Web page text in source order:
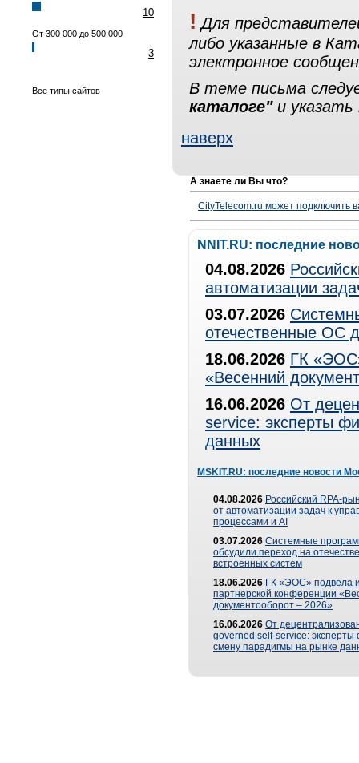
10
От 300 000 до 500 000
3
Все типы сайтов
! Для
либо указанные в
электронное
В теме письма
каталоге"и указать
наверх
А знаете ли Вы что?
CityTelecom.ru может подключить
NNIT.RU: последние
04.08.2026
автоматизации
03.07.2026
отечественные ОС
18.06.2026 ГК
«Весенний
16.06.2026 От
service: эксперты
данных
MSKIT.RU: последние новости
04.08.2026 Российский RPA-
от автоматизации задач к
процессами и AI
03.07.2026 Системные
обсудили переход на
встроенных систем
18.06.2026 ГК «ЭОС» подвела
партнерской конференции
документооборот – 2026»
16.06.2026 От
governed self-service: эксперты
смену парадигмы на рынке